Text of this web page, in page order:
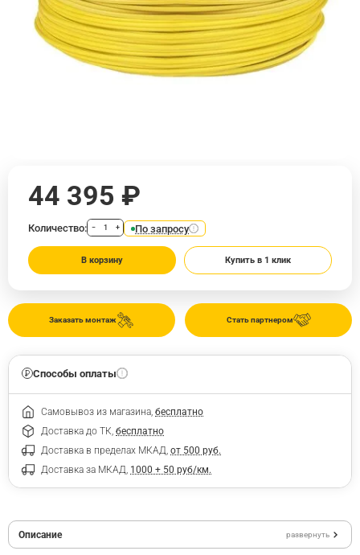
Стать партнером
Заказать монтаж
44 395 ₽
Количество: − + По запросу
В корзину Купить в 1 клик
Способы оплаты
Самовывоз из магазина, бесплатно
Доставка до ТК, бесплатно
Доставка в пределах МКАД, от 500 руб.
Доставка за МКАД, 1000 + 50 руб/км.
Описание развернуть